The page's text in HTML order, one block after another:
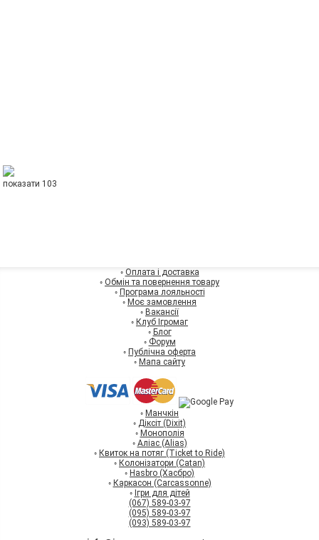
показати 103
◦ Оплата і доставка
◦ Обмін та повернення товару
◦ Програма лояльності
◦ Моє замовлення
◦ Вакансії
◦ Клуб Ігромаг
◦ Блог
◦ Форум
◦ Публічна оферта
◦ Мапа сайту
◦ Манчкін
◦ Діксіт (Dixit)
◦ Монополія
◦ Аліас (Alias)
◦ Квиток на потяг (Ticket to Ride)
◦ Колонізатори (Catan)
◦ Hasbro (Хасбро)
◦ Каркасон (Carcassonne)
◦ Ігри для дітей
(067) 589-03-97
(095) 589-03-97
(093) 589-03-97